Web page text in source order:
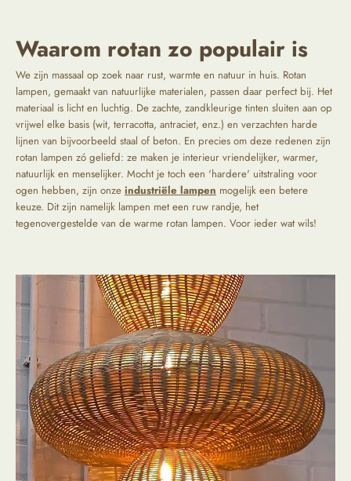
Waarom rotan zo populair is
We zijn massaal op zoek naar rust, warmte en natuur in huis. Rotan
lampen, gemaakt van natuurlijke materialen, passen daar perfect bij. Het
materiaal is licht en luchtig. De zachte, zandkleurige tinten sluiten aan op
vrijwel elke basis (wit, terracotta, antraciet, enz.) en verzachten harde
lijnen van bijvoorbeeld staal of beton. En precies om deze redenen zijn
rotan lampen zó geliefd: ze maken je interieur vriendelijker, warmer,
natuurlijk en menselijker. Mocht je toch een 'hardere' uitstraling voor
ogen hebben, zijn onze industriële lampen mogelijk een betere
keuze. Dit zijn namelijk lampen met een ruw randje, het
tegenovergestelde van de warme rotan lampen. Voor ieder wat wils!